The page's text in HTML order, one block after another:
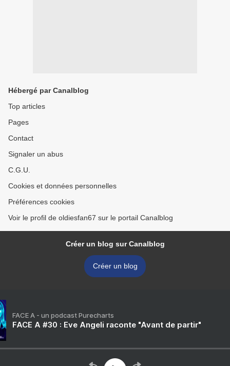
Hébergé par Canalblog
Top articles
Pages
Contact
Signaler un abus
C.G.U.
Cookies et données personnelles
Préférences cookies
Voir le profil de oldiesfan67 sur le portail Canalblog
Créer un blog sur Canalblog
Créer un blog
FACE A - un podcast Purecharts
FACE A #30 : Eve Angeli raconte "Avant de partir"